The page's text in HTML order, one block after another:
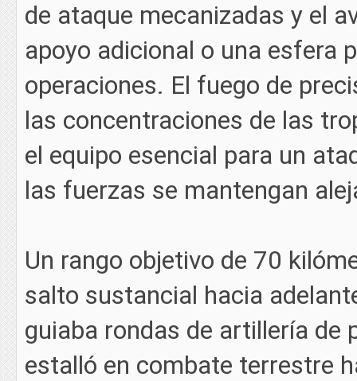
de ataque mecanizadas y el
apoyo adicional o una esfera
operaciones. El fuego de
las concentraciones de las
el equipo esencial para un
las fuerzas se mantengan
Un rango objetivo de 70
salto sustancial hacia
guiaba rondas de artillería de
estalló en combate terrestre